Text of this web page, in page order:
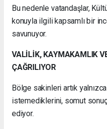
Bu nedenle vatandaşlar,
konuyla ilgili kapsamlı bir
savunuyor.
VALİLİK, KAYMAKAMLIK
ÇAĞRILIYOR
Bölge sakinleri artık
istemediklerini, somut
ediyor.